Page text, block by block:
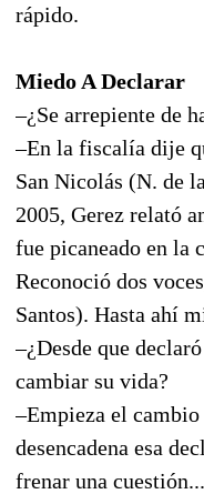
rápido.
Miedo A Declarar
–¿Se arrepiente de
–En la fiscalía dije
San Nicolás (N. de
2005, Gerez relató
fue picaneado en la
Reconoció dos
Santos). Hasta ahí
–¿Desde que
cambiar su vida?
–Empieza el cambio
desencadena esa
frenar una